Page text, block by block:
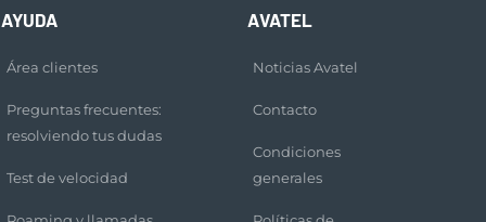
AYUDA
Área clientes
Preguntas frecuentes:
resolviendo tus dudas
Test de velocidad
AVATEL
Noticias Avatel
Contacto
Condiciones
generales